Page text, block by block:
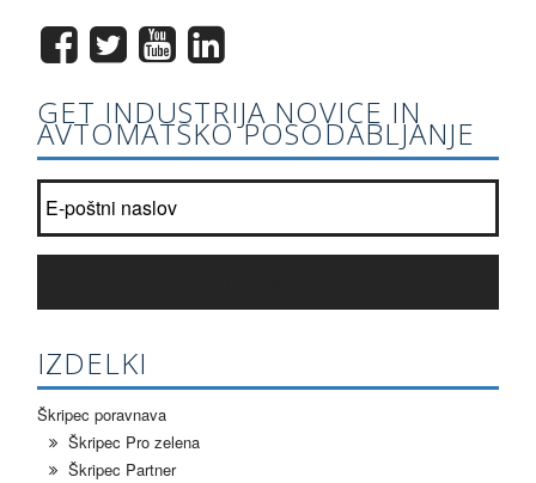
GET INDUSTRIJA NOVICE IN
AVTOMATSKO POSODABLJANJE
Pridružite se našem seznamu glasila? *
IZDELKI
Škripec poravnava
Škripec Pro zelena
Škripec Partner